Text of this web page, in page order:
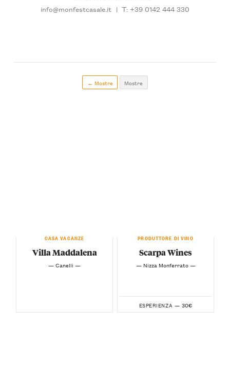
info@monfestcasale.it | T: +39 0142 444 330
← Mostre Mostre
CASA VACANZE
Villa Maddalena
— Canelli —
PRODUTTORE DI VINO
Scarpa Wines
— Nizza Monferrato —
ESPERIENZA — 30€